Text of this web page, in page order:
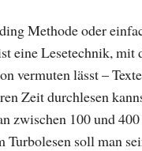
Methode oder
eine Lesetechnik,
vermuten lässt –
Zeit durchlesen
zwischen 100 und
Turbolesen soll man